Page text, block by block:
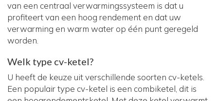
van een centraal verwarmingssysteem is dat u
profiteert van een hoog rendement en dat uw
verwarming en warm water op één punt geregeld
worden.
Welk type cv-ketel?
U heeft de keuze uit verschillende soorten cv-ketels.
Een populair type cv-ketel is een combiketel, dit is